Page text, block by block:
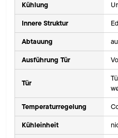
Kühlung
Innere Struktur
Abtauung
Ausführung Tür
Tür
Temperaturregelung
Kühleinheit